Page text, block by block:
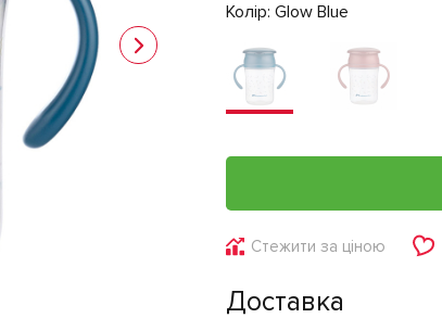
Колір: Glow Blue
Стежити за ціною
Доставка